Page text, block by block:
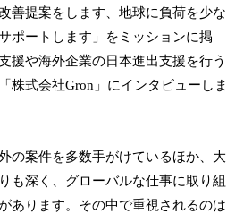
善提案をします、地球に負荷を少な
ポートします」をミッションに掲
援や海外企業の日本進出支援を行う
株式会社Gron」にインタビューしま
の案件を多数手がけているほか、大
も深く、グローバルな仕事に取り組
あります。その中で重視されるのは